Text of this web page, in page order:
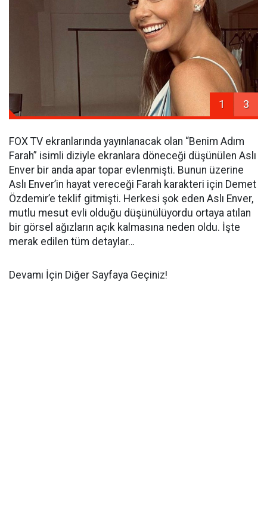
1 3
FOX TV ekranlarında yayınlanacak olan “Benim Adım
Farah” isimli diziyle ekranlara döneceği düşünülen Aslı
Enver bir anda apar topar evlenmişti. Bunun üzerine
Aslı Enver’in hayat vereceği Farah karakteri için Demet
Özdemir’e teklif gitmişti. Herkesi şok eden Aslı Enver,
mutlu mesut evli olduğu düşünülüyordu ortaya atılan
bir görsel ağızların açık kalmasına neden oldu. İşte
merak edilen tüm detaylar…
Devamı İçin Diğer Sayfaya Geçiniz!